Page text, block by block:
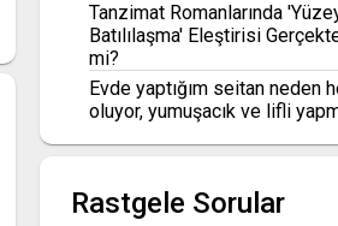
Tanzimat Romanlarında
Batılılaşma' Eleştirisi
mi?
Evde yaptığım seitan neden
oluyor, yumuşacık ve lifli
Rastgele Sorular